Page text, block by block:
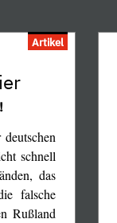
Artikel
schnell
das
falsche
Rußland